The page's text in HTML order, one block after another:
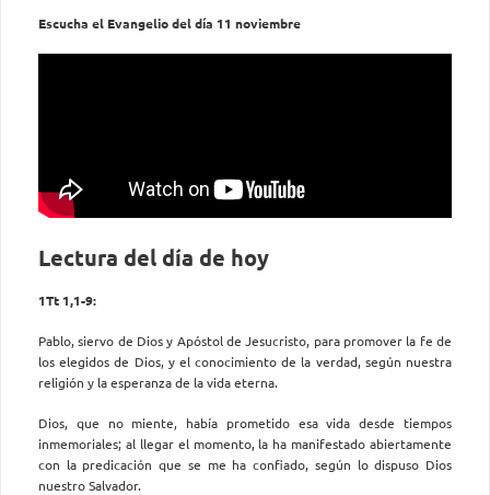
Escucha el Evangelio del día 11 noviembre
Lectura del día de hoy
1Tt 1,1-9:
Pablo, siervo de Dios y Apóstol de Jesucristo, para promover la fe de
los elegidos de Dios, y el conocimiento de la verdad, según nuestra
religión y la esperanza de la vida eterna.
Dios, que no miente, había prometido esa vida desde tiempos
inmemoriales; al llegar el momento, la ha manifestado abiertamente
con la predicación que se me ha confiado, según lo dispuso Dios
nuestro Salvador.